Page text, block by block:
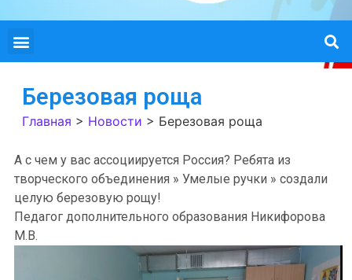
Березовая роща
Главная > Новости > Березовая роща
А с чем у вас ассоциируется Россия? Ребята из
творческого объединения » Умелые ручки » создали
целую березовую рощу!
Педагог дополнительного образования Никифорова
М.В.